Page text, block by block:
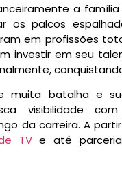
a
os palcos
em profissões
investir em seu
muita batalha e
visibilidade
da carreira. A
TVe até